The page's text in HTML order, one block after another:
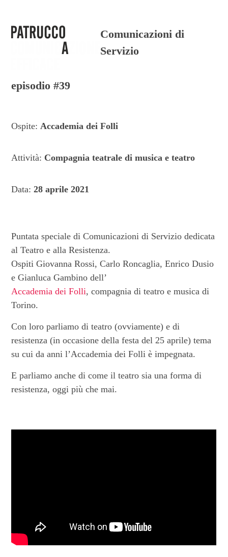
contentOpen
Close
Comunicazioni di
Servizio
episodio #39
Ospite:Accademia dei Folli
Attività: Compagnia teatrale di musica e teatro
Data:28 aprile 2021
Puntata speciale di Comunicazioni di Servizio dedicata
al Teatro e alla Resistenza.
Ospiti Giovanna Rossi, Carlo Roncaglia, Enrico Dusio
e Gianluca Gambino dell’
Accademia dei Folli, compagnia di teatro e musica di
Torino.
Con loro parliamo di teatro (ovviamente) e di
resistenza (in occasione della festa del 25 aprile) tema
su cui da anni l’Accademia dei Folli è impegnata.
E parliamo anche di come il teatro sia una forma di
resistenza, oggi più che mai.